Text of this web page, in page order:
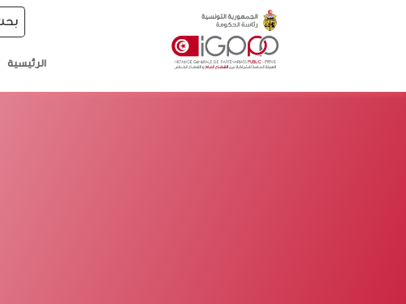
الرئيسية